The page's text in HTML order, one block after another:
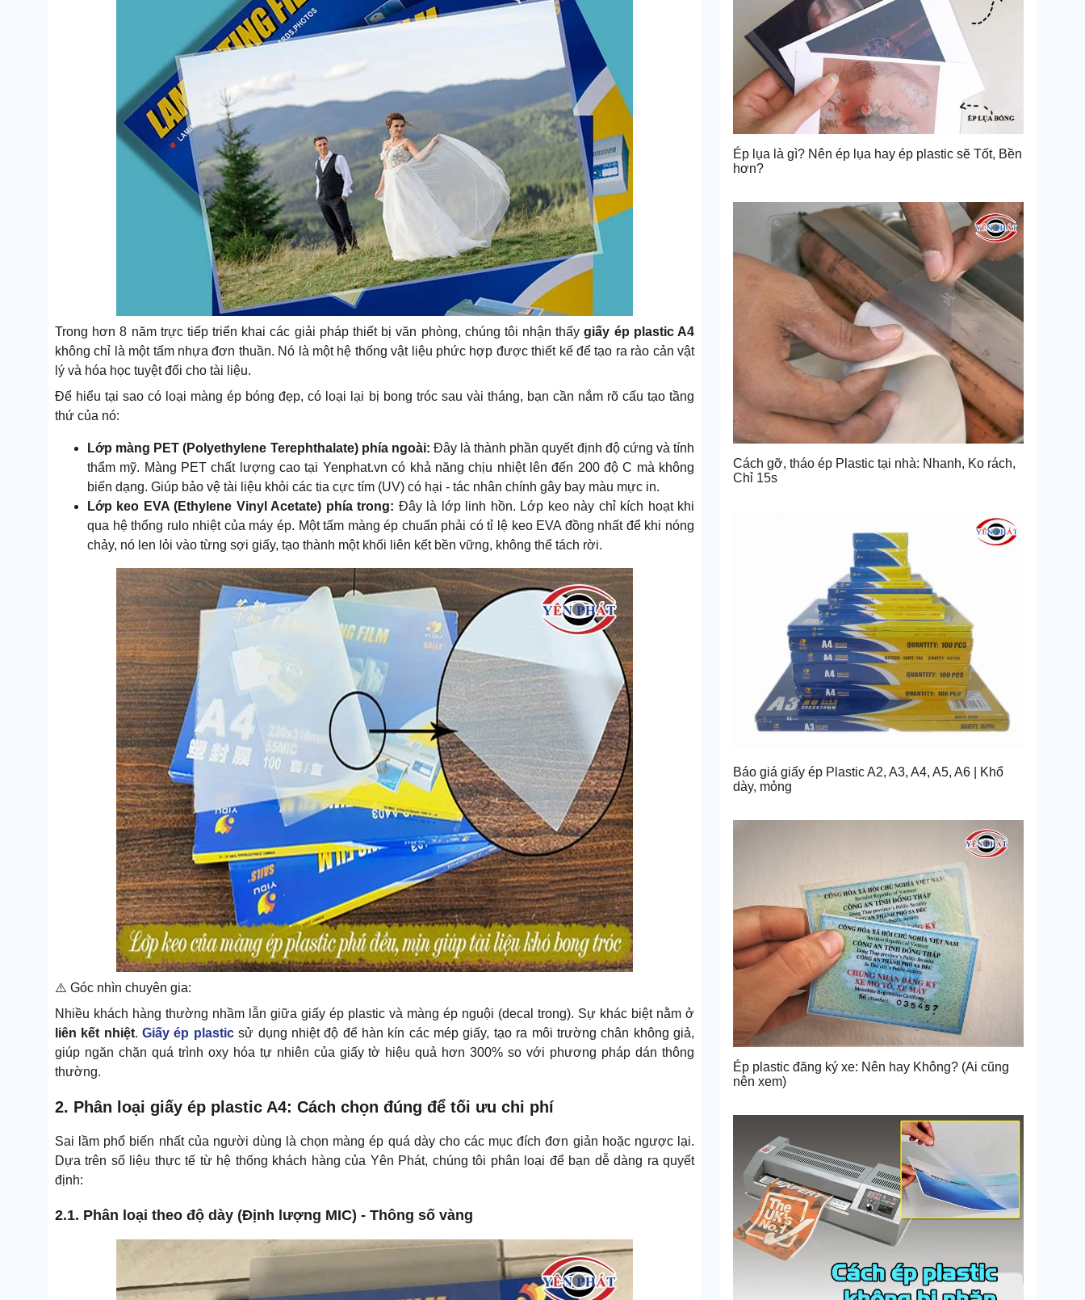
Trong hơn 8 năm trực tiếp triển khai các giải pháp thiết bị văn phòng, chúng tôi nhận thấygiấy ép plastic A4
không chỉ là một tấm nhựa đơn thuần. Nó là một hệ thống vật liệu phức hợp được thiết kế để tạo ra rào cản vật
lý và hóa học tuyệt đối cho tài liệu.
Để hiểu tại sao có loại màng ép bóng đẹp, có loại lại bị bong tróc sau vài tháng, bạn cần nắm rõ cấu tạo tầng
thứ của nó:
Lớp màng PET (Polyethylene Terephthalate) phía ngoài: Đây là thành phần quyết định độ cứng và tính
thẩm mỹ. Màng PET chất lượng cao tại Yenphat.vn có khả năng chịu nhiệt lên đến 200 độ C mà không
biến dạng. Giúp bảo vệ tài liệu khỏi các tia cực tím (UV) có hại - tác nhân chính gây bay màu mực in.
Lớp keo EVA (Ethylene Vinyl Acetate) phía trong: Đây là lớp linh hồn. Lớp keo này chỉ kích hoạt khi
qua hệ thống rulo nhiệt của máy ép. Một tấm màng ép chuẩn phải có tỉ lệ keo EVA đồng nhất để khi nóng
chảy, nó len lỏi vào từng sợi giấy, tạo thành một khối liên kết bền vững, không thể tách rời.
⚠️ Góc nhìn chuyên gia:
Nhiều khách hàng thường nhầm lẫn giữa giấy ép plastic và màng ép nguội (decal trong). Sự khác biệt nằm ở
liên kết nhiệt.Giấy ép plasticsử dụng nhiệt độ để hàn kín các mép giấy, tạo ra môi trường chân không giả,
giúp ngăn chặn quá trình oxy hóa tự nhiên của giấy tờ hiệu quả hơn 300% so với phương pháp dán thông
thường.
2. Phân loại giấy ép plastic A4: Cách chọn đúng để tối ưu chi phí
Sai lầm phổ biến nhất của người dùng là chọn màng ép quá dày cho các mục đích đơn giản hoặc ngược lại.
Dựa trên số liệu thực tế từ hệ thống khách hàng của Yên Phát, chúng tôi phân loại để bạn dễ dàng ra quyết
định:
2.1. Phân loại theo độ dày (Định lượng MIC) - Thông số vàng
Ép lụa là gì? Nên ép lụa hay ép plastic sẽ Tốt, Bền
hơn?
Cách gỡ, tháo ép Plastic tại nhà: Nhanh, Ko rách,
Chỉ 15s
Báo giá giấy ép Plastic A2, A3, A4, A5, A6 | Khổ
dày, mỏng
Ép plastic đăng ký xe: Nên hay Không? (Ai cũng
nên xem)